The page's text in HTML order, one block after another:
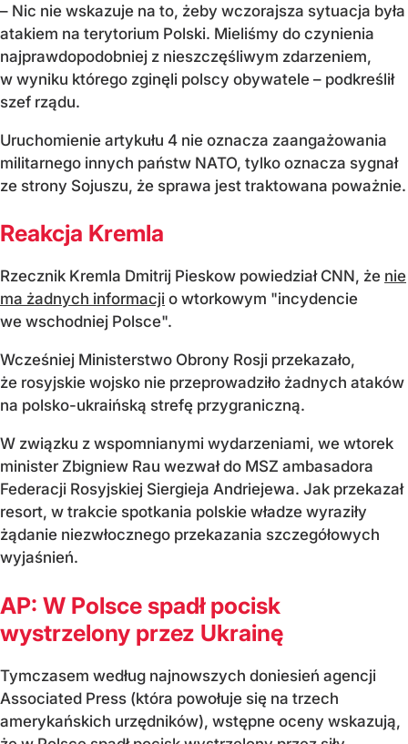
– Nic nie wskazuje na to, żeby wczorajsza sytuacja była
atakiem na terytorium Polski. Mieliśmy do czynienia
najprawdopodobniej z nieszczęśliwym zdarzeniem,
w wyniku którego zginęli polscy obywatele – podkreślił
szef rządu.
Uruchomienie artykułu 4 nie oznacza zaangażowania
militarnego innych państw NATO, tylko oznacza sygnał
ze strony Sojuszu, że sprawa jest traktowana poważnie.
Reakcja Kremla
Rzecznik Kremla Dmitrij Pieskow powiedział CNN, że nie
ma żadnych informacji o wtorkowym "incydencie
we wschodniej Polsce".
Wcześniej Ministerstwo Obrony Rosji przekazało,
że rosyjskie wojsko nie przeprowadziło żadnych ataków
na polsko-ukraińską strefę przygraniczną.
W związku z wspomnianymi wydarzeniami, we wtorek
minister Zbigniew Rau wezwał do MSZ ambasadora
Federacji Rosyjskiej Siergieja Andriejewa. Jak przekazał
resort, w trakcie spotkania polskie władze wyraziły
żądanie niezwłocznego przekazania szczegółowych
wyjaśnień.
AP: W Polsce spadł pocisk
wystrzelony przez Ukrainę
Tymczasem według najnowszych doniesień agencji
Associated Press (która powołuje się na trzech
amerykańskich urzędników), wstępne oceny wskazują,